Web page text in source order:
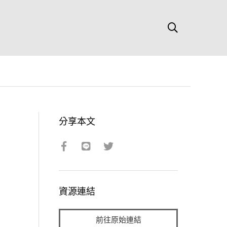
分享本文
資源連結
前往原始連結